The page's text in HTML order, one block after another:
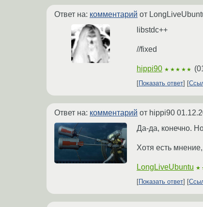
Ответ на: комментарий от
libstdc++
//fixed
hippi90 ★★★★★ (
Показать ответ
Ответ на: комментарий от hippi90
Да-да, конечно.
Хотя есть
LongLiveUbuntu
Показать ответ